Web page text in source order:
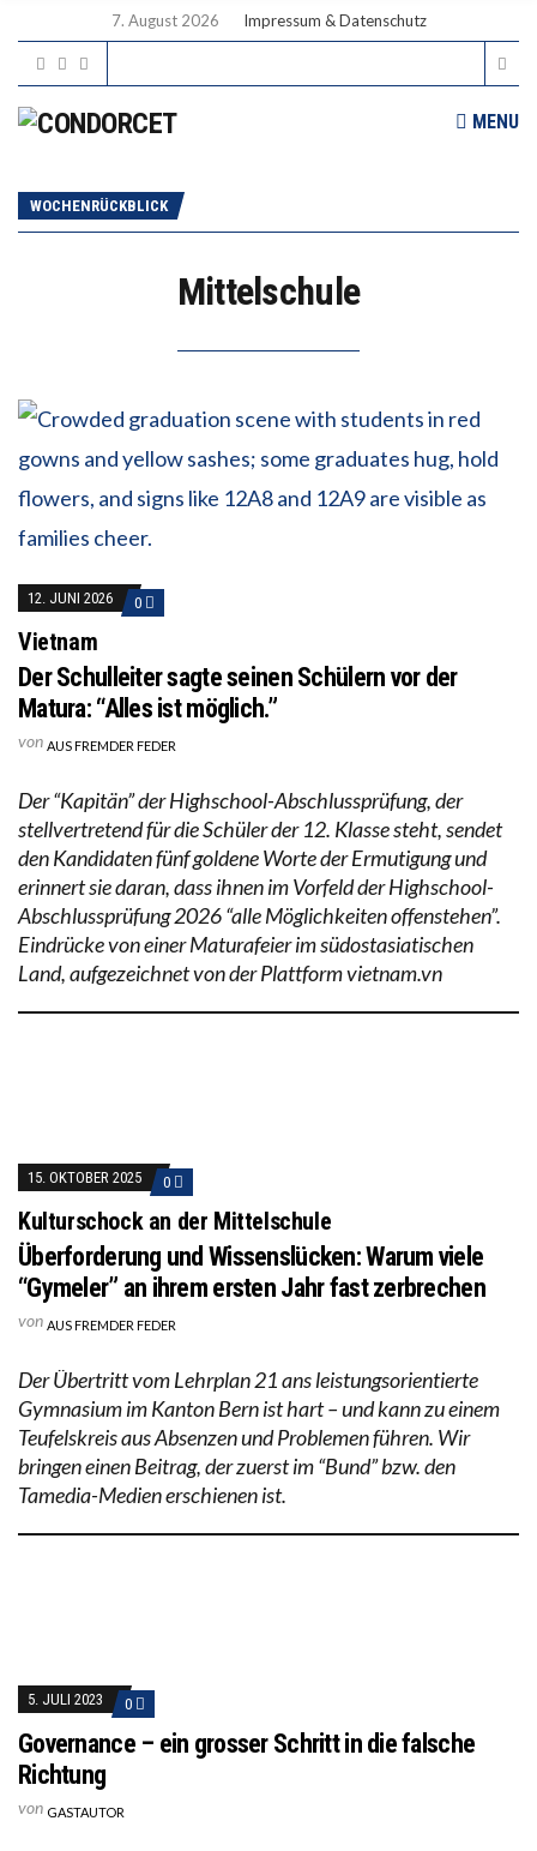
7. August 2026 Impressum & Datenschutz
MENU
WOCHENRÜCKBLICK
Mittelschule
12. JUNI 2026 0
Vietnam
Der Schulleiter sagte seinen Schülern vor der
Matura: “Alles ist möglich.”
von AUS FREMDER FEDER
Der “Kapitän” der Highschool-Abschlussprüfung, der
stellvertretend für die Schüler der 12. Klasse steht, sendet
den Kandidaten fünf goldene Worte der Ermutigung und
erinnert sie daran, dass ihnen im Vorfeld der Highschool-
Abschlussprüfung 2026 “alle Möglichkeiten offenstehen”.
Eindrücke von einer Maturafeier im südostasiatischen
Land, aufgezeichnet von der Plattform vietnam.vn
15. OKTOBER 2025 0
Kulturschock an der Mittelschule
Überforderung und Wissenslücken: Warum viele
“Gymeler” an ihrem ersten Jahr fast zerbrechen
von AUS FREMDER FEDER
Der Übertritt vom Lehrplan 21 ans leistungsorientierte
Gymnasium im Kanton Bern ist hart – und kann zu einem
Teufelskreis aus Absenzen und Problemen führen. Wir
bringen einen Beitrag, der zuerst im “Bund” bzw. den
Tamedia-Medien erschienen ist.
5. JULI 2023 0
Governance – ein grosser Schritt in die falsche
Richtung
von GASTAUTOR